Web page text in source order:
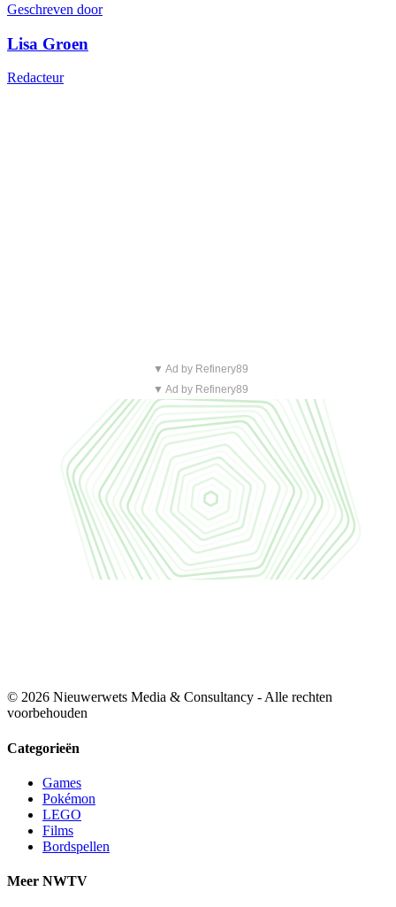
Geschreven door
Lisa Groen
Redacteur
▼ Ad by Refinery89
▼ Ad by Refinery89
© 2026 Nieuwerwets Media & Consultancy - Alle rechten
voorbehouden
Categorieën
Games
Pokémon
LEGO
Films
Bordspellen
Meer NWTV